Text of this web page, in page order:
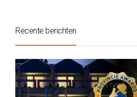
Recente berichten